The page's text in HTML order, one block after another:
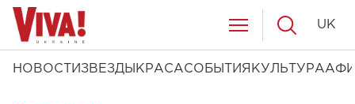
НОВОСТИ ЗВЕЗДЫ КРАСАСОБЫТИЯ КУЛЬТУРА
UK